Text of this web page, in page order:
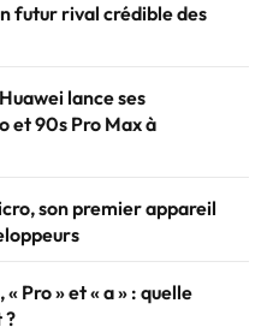
futur rival crédible des
lance ses
et 90s Pro Max à
son premier appareil
Pro » et « a » : quelle
?